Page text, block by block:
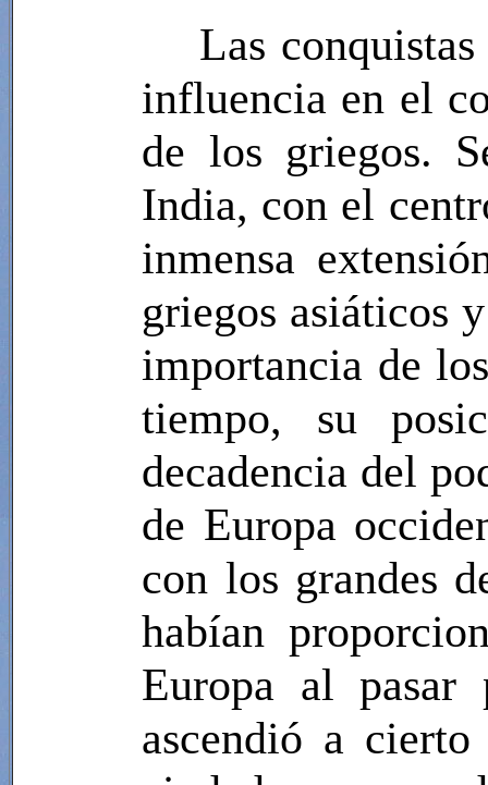
Las
influencia en el
de los griegos.
India, con el
inmensa
griegos asiáticos
importancia de
tiempo, su
decadencia del
de Europa
con los grandes
habían
Europa al pasar
ascendió a